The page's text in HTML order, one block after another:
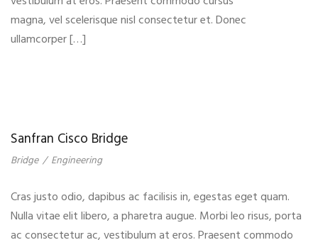
magna, vel scelerisque nisl consectetur et. Donec
ullamcorper […]
Sanfran Cisco Bridge
Bridge / Engineering
Cras justo odio, dapibus ac facilisis in, egestas eget quam.
Nulla vitae elit libero, a pharetra augue. Morbi leo risus, porta
ac consectetur ac, vestibulum at eros. Praesent commodo